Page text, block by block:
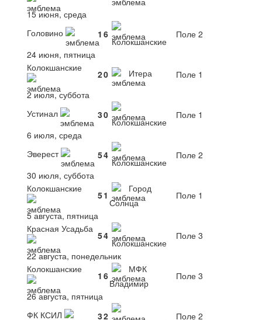
15 июня, среда
Головино
1 6
Колокшанские
Поле 2
24 июня, пятница
Колокшанские
20 Итера
Поле 1
2 июля, суббота
Устинал
30
Колокшанские
Поле 1
6 июля, среда
Эверест
54
Колокшанские
Поле 2
30 июля, суббота
Колокшанские
51
Город
Солнца
Поле 1
5 августа, пятница
Красная Усадьба
54
Колокшанские
Поле 3
22 августа, понедельник
Колокшанские
1 6
МФК
Владимир
Поле 3
26 августа, пятница
ФК КСИЛ
32
Поле 2